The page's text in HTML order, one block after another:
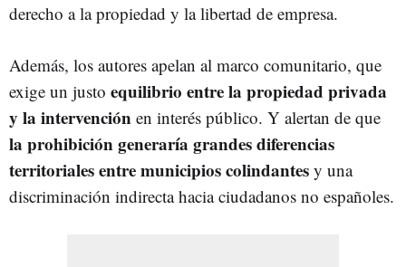
derecho a la propiedad y la libertad de empresa.
Además, los autores apelan al marco comunitario, que
exige un justo equilibrio entre la propiedad privada
y la intervención en interés público. Y alertan de que
la prohibición generaría grandes diferencias
territoriales entre municipios colindantes y una
discriminación indirecta hacia ciudadanos no españoles.